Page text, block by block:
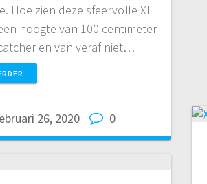
Hoe zien deze sfeervolle XL
hoogte van 100 centimeter
en van veraf niet…
26, 2020 0